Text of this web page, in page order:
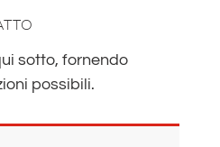
sotto, fornendo
possibili.